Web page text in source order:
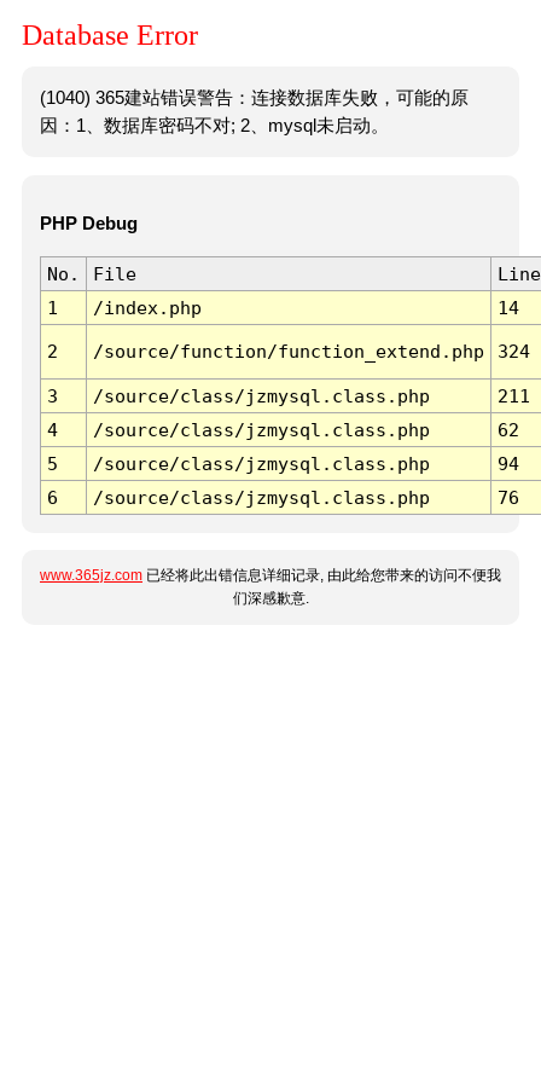
Database Error
(1040) 365建站错误警告：连接数据库失败，可能的原
因：1、数据库密码不对; 2、mysql未启动。
PHP Debug
No. File
Line
1
/index.php 14
2 /source/function/function_extend.php 324
3 /source/class/jzmysql.class.php
211
4
/source/class/jzmysql.class.php
62
5
/source/class/jzmysql.class.php
94
6
/source/class/jzmysql.class.php 76
www.365jz.com 已经将此出错信息详细记录, 由此给您带来的访问不便我
们深感歉意.